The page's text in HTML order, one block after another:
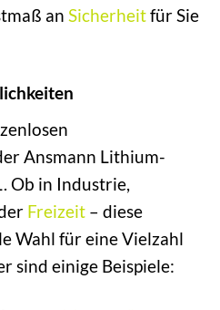
an Sicherheitfür Sie
Ansmann Lithium-
Ob in Industrie,
Freizeit – diese
Wahl für eine Vielzahl
sind einige Beispiele: